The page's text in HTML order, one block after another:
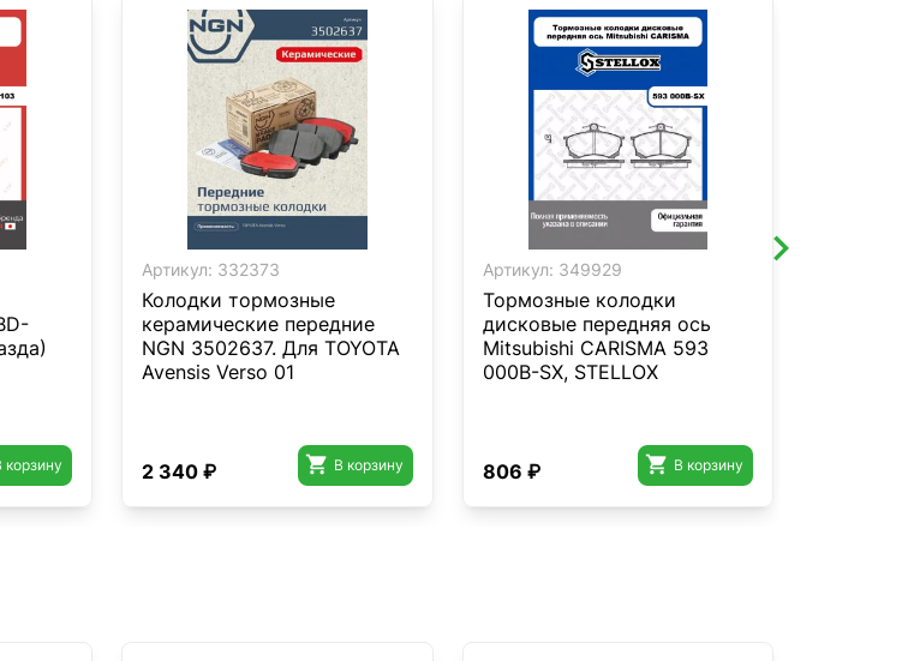
корзину
Артикул: 332373
Колодки тормозные
керамические передние
NGN 3502637. Для TOYOTA
Avensis Verso 01
2 340 ₽  В корзину
Артикул: 349929
Тормозные колодки
дисковые передняя ось
Mitsubishi CARISMA 593
000B-SX, STELLOX
806 ₽  В корзину